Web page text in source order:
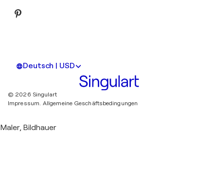
Deutsch | USD
© 2026 Singulart
Impressum. Allgemeine Geschäftsbedingungen
Maler, Bildhauer